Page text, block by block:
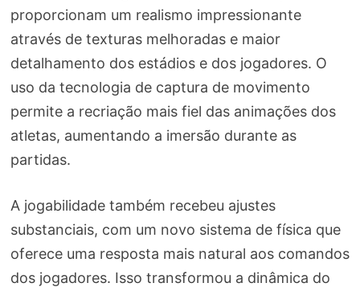
proporcionam um realismo impressionante
através de texturas melhoradas e maior
detalhamento dos estádios e dos jogadores. O
uso da tecnologia de captura de movimento
permite a recriação mais fiel das animações dos
atletas, aumentando a imersão durante as
partidas.
A jogabilidade também recebeu ajustes
substanciais, com um novo sistema de física que
oferece uma resposta mais natural aos comandos
dos jogadores. Isso transformou a dinâmica do